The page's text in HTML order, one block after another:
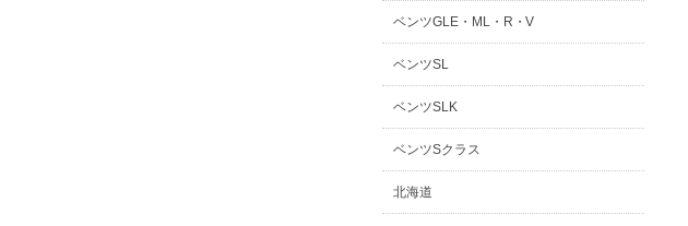
ベンツGLE・ML・R・V
ベンツSL
ベンツSLK
ベンツSクラス
北海道